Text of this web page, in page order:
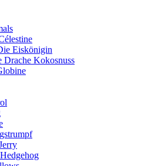
Eiskönigin
Drache Kokosnuss